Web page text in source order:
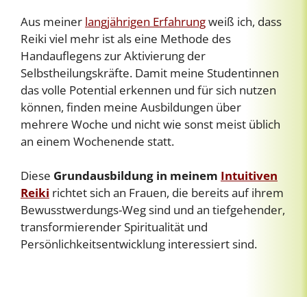
Aus meiner langjährigen Erfahrungweiß ich, dass
Reiki viel mehr ist als eine Methode des
Handauflegens zur Aktivierung der
Selbstheilungskräfte. Damit meine Studentinnen
das volle Potential erkennen und für sich nutzen
können, finden meine Ausbildungen über
mehrere Woche und nicht wie sonst meist üblich
an einem Wochenende statt.
Diese Grundausbildung in meinem Intuitiven
Reiki richtet sich an Frauen, die bereits auf ihrem
Bewusstwerdungs-Weg sind und an tiefgehender,
transformierender Spiritualität und
Persönlichkeitsentwicklung interessiert sind.